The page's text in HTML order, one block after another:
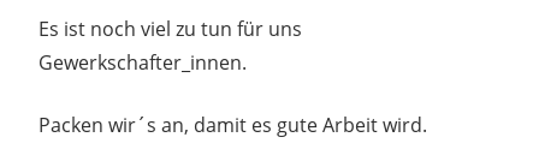
Es ist noch viel zu tun für uns
Gewerkschafter_innen.
Packen wir´s an, damit es gute Arbeit wird.